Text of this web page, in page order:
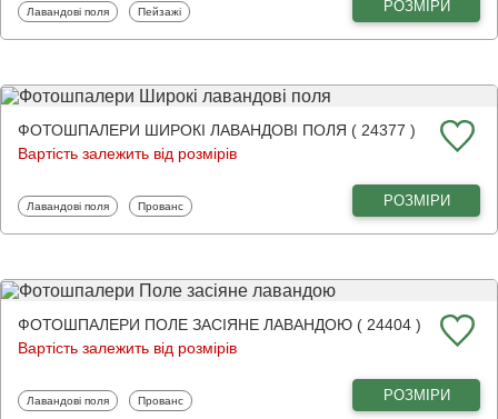
Фотошпалери
Лавандові поля Фотошпалери
Пейзажі РОЗМІРИ
ФОТОШПАЛЕРИ ШИРОКІ ЛАВАНДОВІ ПОЛЯ ( 24377 )
Вартість залежить від розмірів
Фотошпалери
Лавандові поля Фотошпалери
Прованс РОЗМІРИ
ФОТОШПАЛЕРИ ПОЛЕ ЗАСІЯНЕ ЛАВАНДОЮ ( 24404 )
Вартість залежить від розмірів
Фотошпалери
Лавандові поля Фотошпалери
Прованс РОЗМІРИ